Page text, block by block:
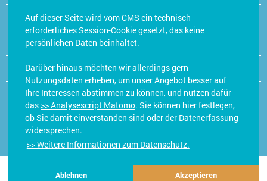
Auf dieser Seite wird vom CMS ein technisch
erforderliches Session-Cookie gesetzt, das keine
persönlichen Daten beinhaltet.
Darüber hinaus möchten wir allerdings gern
Nutzungsdaten erheben, um unser Angebot besser auf
Ihre Interessen abstimmen zu können, und nutzen dafür
das >> Analysescript Matomo. Sie können hier festlegen,
ob Sie damit einverstanden sind oder der Datenerfassung
widersprechen.
>> Weitere Informationen zum Datenschutz.
Ablehnen Akzeptieren
Kontakt
Öffnungszeiten Hand- & Trainingsstudio
Jobs/Karriere
E-Learning
Impressum Datenschutzerklärung Datenschutz in der Praxis